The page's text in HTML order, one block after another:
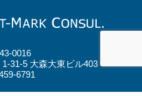
0016
31-5 大森大東ビル403
6791